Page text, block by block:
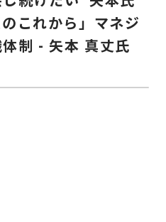
これから」マネジ
制 - 矢本 真丈氏